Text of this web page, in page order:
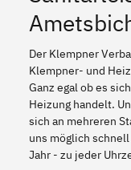
Der Klempner
Klempner- und
Ganz egal ob es
Heizung handelt.
sich an mehreren
uns möglich
Jahr - zu jeder